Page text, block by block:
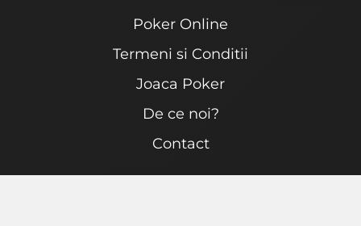
Poker Online
Termeni si Conditii
Joaca Poker
De ce noi?
Contact